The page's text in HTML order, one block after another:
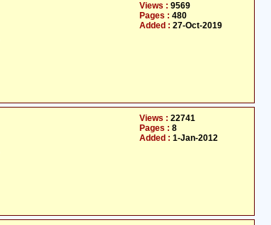
Views : 9569
Pages : 480
Added : 27-Oct-2019
Views : 22741
Pages : 8
Added : 1-Jan-2012